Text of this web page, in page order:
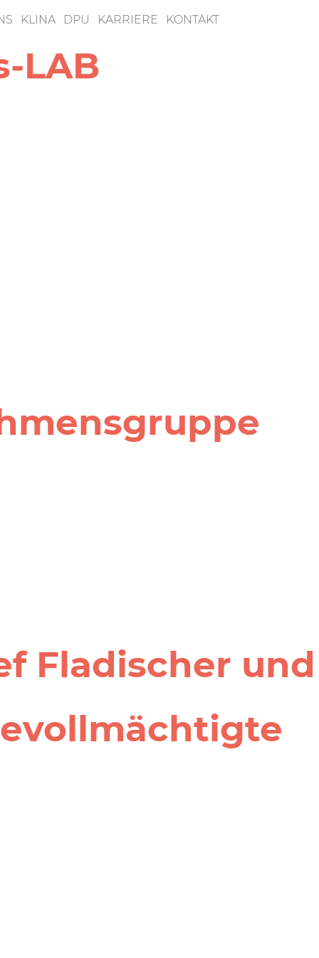
KLINA DPU KARRIERE KONTAKT
LAB
Fladischer und